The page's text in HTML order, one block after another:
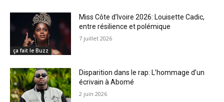
ça fait le Buzz
Miss Côte d’Ivoire 2026: Louisette Cadic,
entre résilience et polémique
7 juillet 2026
Disparition dans le rap: L’hommage d’un
écrivain à Abomé
2 juin 2026